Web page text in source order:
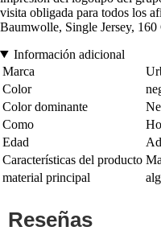
visita obligada para todos los
Baumwolle, Single Jersey,
Información adicional
Marca
Color
Color dominante
Como
Edad
Características del producto
material principal